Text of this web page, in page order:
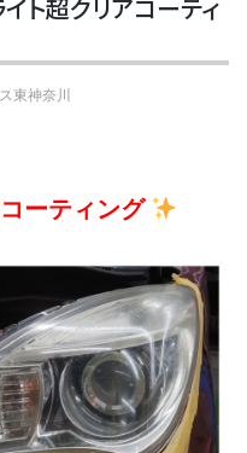
イト超クリアコーティ
東神奈川
ーティング